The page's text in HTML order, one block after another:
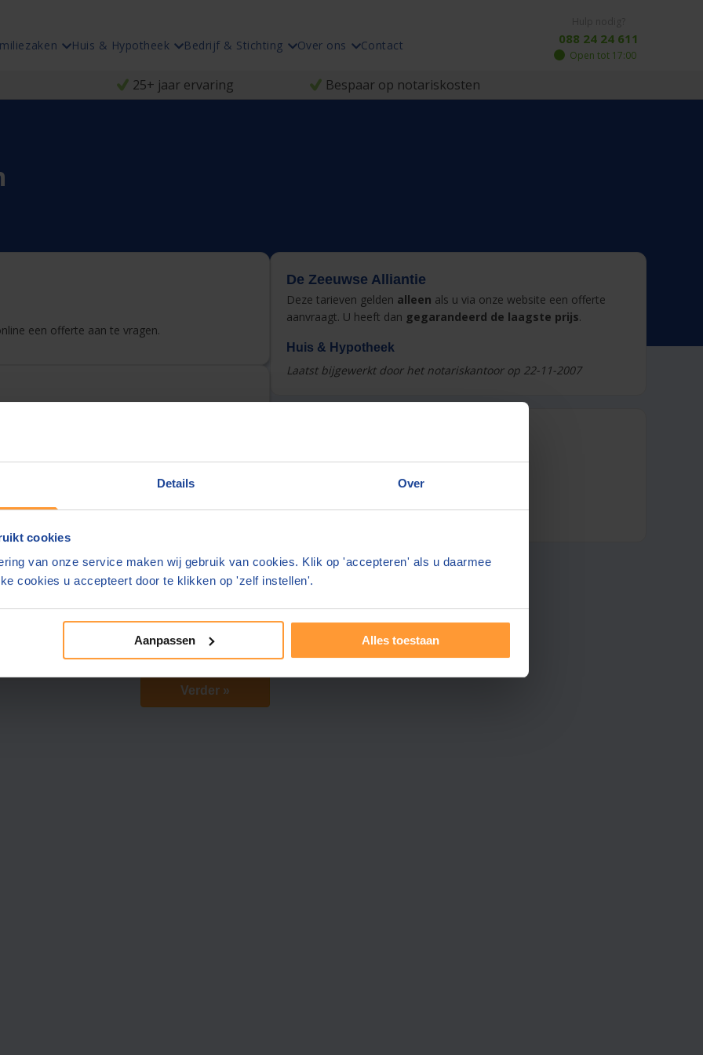
Details Over
cookies
van onze service maken wij gebruik van cookies. Klik op 'accepteren' als u daarmee
cookies u accepteert door te klikken op 'zelf instellen'.
Aanpassen Alles toestaan
Huis & Hypotheek Bedrijf & Stichting Over ons Contact 088 24 24 611
Open tot 17:00
25+ jaar ervaring Bespaar op notariskosten
De Zeeuwse Alliantie
Deze tarieven gelden alleen als u via onze website een offerte
aanvraagt. U heeft dan gegarandeerd de laagste prijs.
Huis & Hypotheek
Laatst bijgewerkt door het notariskantoor op 22-11-2007
Overzicht
Reviews
een offerte aan te vragen.
Verder »